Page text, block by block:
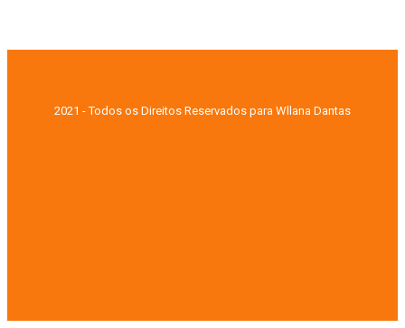
2021 - Todos os Direitos Reservados para Wllana Dantas